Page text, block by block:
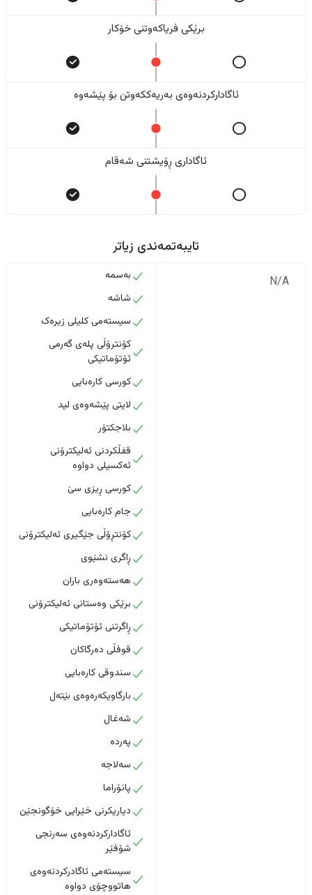
برێکی فریاکەوتنی خۆکار
ئاگادارکردنەوەی بەریەککەوتن بۆ پێشەوە
ئاگاداری ڕۆیشتنی شەقام
تایبەتمەندی زیاتر
N/A
بەسمە
شاشە
سیستەمی کلیلی زیرەک
کۆنترۆڵی پلەی گەرمی
ئۆتۆماتیکی
کورسی کارەبایی
لایتی پێشەوەی لید
بلاجکتۆر
قفڵکردنی ئەلیکترۆنی
ئەکسیلی دواوە
کورسی ڕیزی سێ
جام کارەبایی
کۆنتڕۆڵی جێگیری ئەلیکترۆنی
ڕاگری نشێوی
هەستەوەری باران
برێکی وەستانی ئەلیکترۆنی
ڕاگرتنی ئۆتۆماتیکی
قوفڵی دەرگاکان
سندوقی کارەبایی
بارگاویکەرەوەی بێتەل
شەغال
پەردە
سەلاجە
پانۆراما
دیاریکرنی خێرایی خۆگونجێن
ئاگادارکردنەوەی سەرنجی
شۆفێر
سیستەمی ئاگادرکردنەوەی
هاتووچۆی دواوە